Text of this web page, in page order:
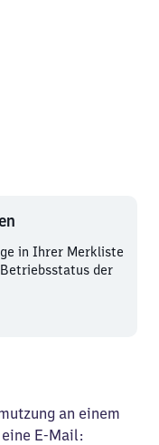
in Ihrer Merkliste
der
an einem
E-Mail: